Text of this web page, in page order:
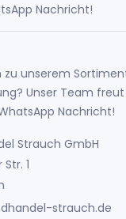
Nachricht!
zu unserem
Unser Team
Nachricht!
Strauch GmbH
1
strauch.de